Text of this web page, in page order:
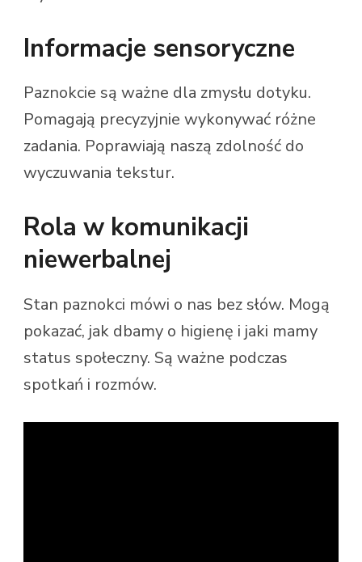
Informacje sensoryczne
Paznokcie są ważne dla zmysłu dotyku.
Pomagają precyzyjnie wykonywać różne
zadania. Poprawiają naszą zdolność do
wyczuwania tekstur.
Rola w komunikacji
niewerbalnej
Stan paznokci mówi o nas bez słów. Mogą
pokazać, jak dbamy o higienę i jaki mamy
status społeczny. Są ważne podczas
spotkań i rozmów.